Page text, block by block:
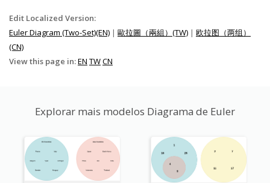
Edit Localized Version:
Euler Diagram (Two-Set)(EN) | 歐拉圖（兩組）(TW) | 欧拉图（两组）
(CN)
View this page in:EN TWCN
Explorar mais modelos Diagrama de Euler